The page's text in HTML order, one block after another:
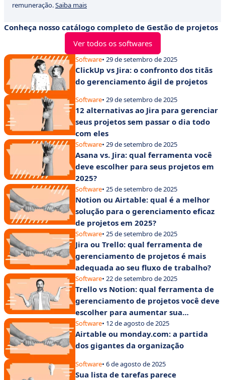
remuneração.Saiba mais
Conheça nosso catálogo completo de Gestão de projetos
Ver todos os softwares
Software• 29 de setembro de 2025
ClickUp vs Jira: o confronto dos titãs
do gerenciamento ágil de projetos
Software• 29 de setembro de 2025
12 alternativas ao Jira para gerenciar
seus projetos sem passar o dia todo
com eles
Software• 29 de setembro de 2025
Asana vs. Jira: qual ferramenta você
deve escolher para seus projetos em
2025?
Software• 25 de setembro de 2025
Notion ou Airtable: qual é a melhor
solução para o gerenciamento eficaz
de projetos em 2025?
Software• 25 de setembro de 2025
Jira ou Trello: qual ferramenta de
gerenciamento de projetos é mais
adequada ao seu fluxo de trabalho?
Software• 22 de setembro de 2025
Trello vs Notion: qual ferramenta de
gerenciamento de projetos você deve
escolher para aumentar sua
produtividade?
Software• 12 de agosto de 2025
Airtable ou monday.com: a partida
dos gigantes da organização
Software• 6 de agosto de 2025
Sua lista de tarefas parece